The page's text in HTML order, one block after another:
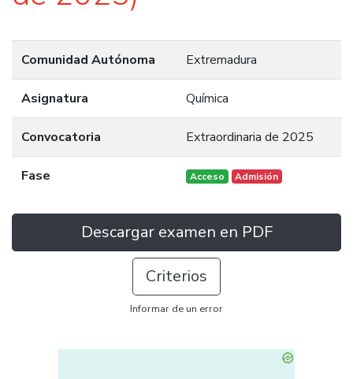
Comunidad Autónoma Extremadura
Asignatura Química
Convocatoria Extraordinaria de 2025
Fase Acceso Admisión
Descargar examen en PDF
Criterios
Informar de un error